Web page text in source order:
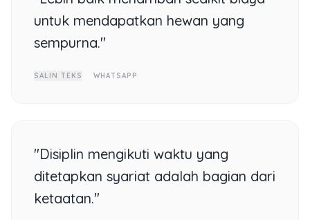
untuk mendapatkan hewan yang
sempurna."
SALIN TEKS WHATSAPP
"Disiplin mengikuti waktu yang
ditetapkan syariat adalah bagian dari
ketaatan."